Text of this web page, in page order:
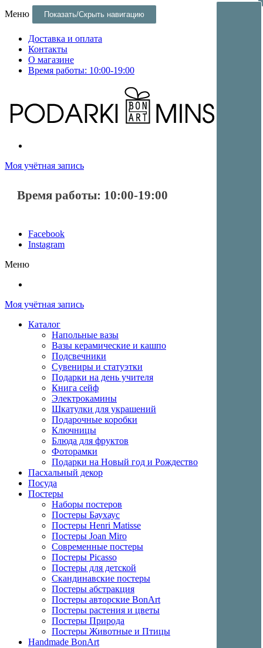
Меню Показать/Скрыть навигацию
Доставка и оплата
Контакты
О магазине
Время работы: 10:00-19:00
Постеры и оригинальные подарки и сувениры в Минске
Постеры и оригинальные подарки в Минске
Моя учётная запись
Время работы: 10:00-19:00
Facebook
Instagram
Меню
Моя учётная запись
Каталог
Напольные вазы
Вазы керамические и кашпо
Подсвечники
Сувениры и статуэтки
Подарки на день учителя
Книга сейф
Электрокамины
Шкатулки для украшений
Подарочные коробки
Ключницы
Блюда для фруктов
Фоторамки
Подарки на Новый год и Рождество
Пасхальный декор
Посуда
Постеры
Наборы постеров
Постеры Баухаус
Постеры Henri Matisse
Постеры Joan Miro
Современные постеры
Постеры Picasso
Постеры для детской
Скандинавские постеры
Постеры абстракция
Постеры авторские BonArt
Постеры растения и цветы
Постеры Природа
Постеры Животные и Птицы
Handmade BonArt